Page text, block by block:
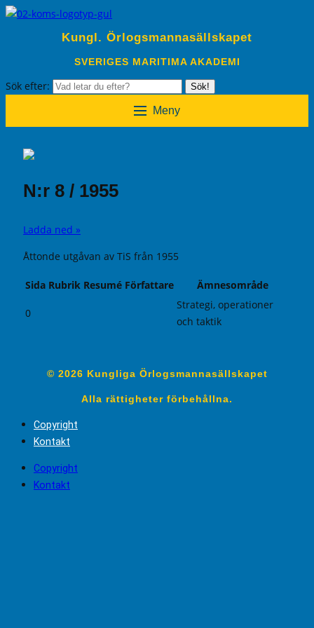
Kungl. Örlogsmannasällskapet
SVERIGES MARITIMA AKADEMI
Sök efter: Sök!
Meny
N:r 8 / 1955
Ladda ned »
Åttonde utgåvan av TiS från 1955
Sida Rubrik Resumé Författare Ämnesområde
0
Strategi, operationer
och taktik
© 2026 Kungliga Örlogsmannasällskapet
Alla rättigheter förbehållna.
Copyright
Kontakt
Copyright
Kontakt